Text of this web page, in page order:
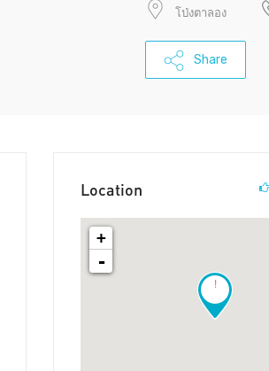
โป่งตาลอง
Share
Location
!
+
-